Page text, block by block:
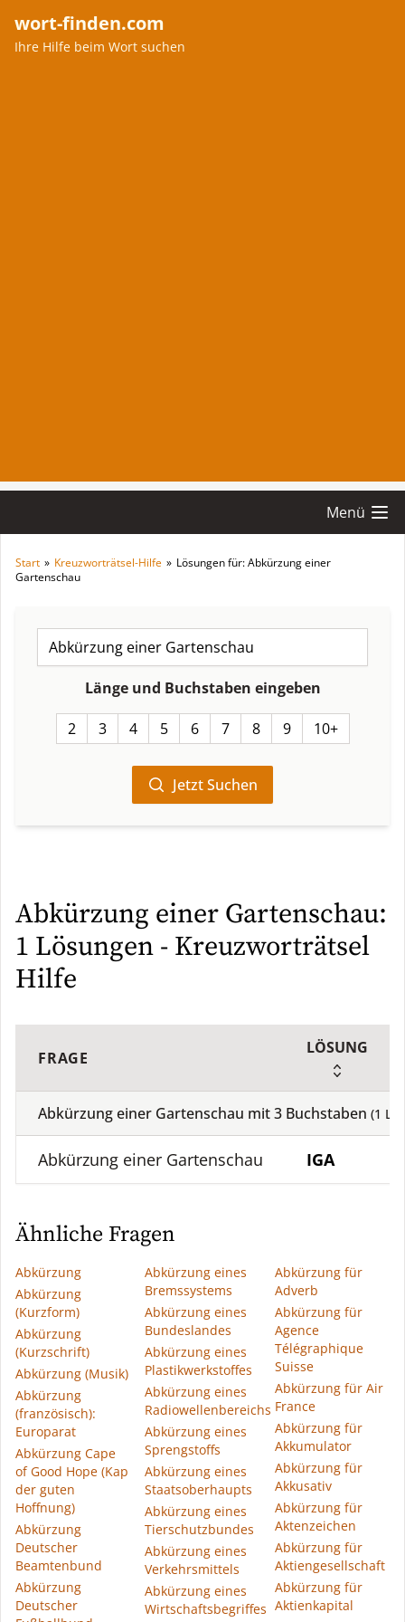
wort-finden.com
Ihre Hilfe beim Wort suchen
Menü
Start » Kreuzworträtsel-Hilfe » Lösungen für: Abkürzung einer
Gartenschau
Länge und Buchstaben eingeben
2 3 4 5 6 7 8 9 10+
Jetzt Suchen
Abkürzung einer Gartenschau:
1 Lösungen - Kreuzworträtsel
Hilfe
FRAGE
LÖSUNG
Abkürzung einer Gartenschau mit3 Buchstaben (1
Abkürzung einer Gartenschau IGA
Ähnliche Fragen
Abkürzung
Abkürzung
(Kurzform)
Abkürzung
(Kurzschrift)
Abkürzung (Musik)
Abkürzung
(französisch):
Europarat
Abkürzung Cape
of Good Hope (Kap
der guten
Hoffnung)
Abkürzung
Deutscher
Beamtenbund
Abkürzung
Deutscher
Abkürzung eines
Bremssystems
Abkürzung eines
Bundeslandes
Abkürzung eines
Plastikwerkstoffes
Abkürzung eines
Radiowellenbereichs
Abkürzung eines
Sprengstoffs
Abkürzung eines
Staatsoberhaupts
Abkürzung eines
Tierschutzbundes
Abkürzung eines
Verkehrsmittels
Abkürzung eines
Wirtschaftsbegriffes
Abkürzung für
Adverb
Abkürzung für
Agence
Télégraphique
Suisse
Abkürzung für Air
France
Abkürzung für
Akkumulator
Abkürzung für
Akkusativ
Abkürzung für
Aktenzeichen
Abkürzung für
Aktiengesellschaft
Abkürzung für
Aktienkapital